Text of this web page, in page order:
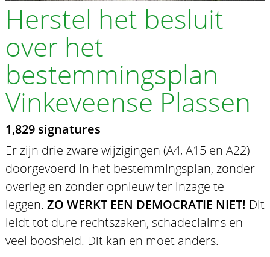
Herstel het besluit
over het
bestemmingsplan
Vinkeveense Plassen
1,829 signatures
Er zijn drie zware wijzigingen (A4, A15 en A22)
doorgevoerd in het bestemmingsplan, zonder
overleg en zonder opnieuw ter inzage te
leggen. ZO WERKT EEN DEMOCRATIE NIET! Dit
leidt tot dure rechtszaken, schadeclaims en
veel boosheid. Dit kan en moet anders.